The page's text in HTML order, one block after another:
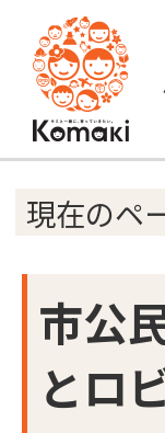
現在のペ
市公
とロ